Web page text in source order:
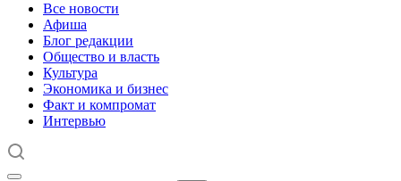
Все новости
Афиша
Блог редакции
Общество и власть
Культура
Экономика и бизнес
Факт и компромат
Интервью